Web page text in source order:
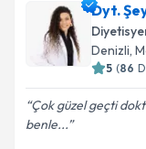
Dyt.
Denizli,
5 (86
Çok güzel geçti
benle...